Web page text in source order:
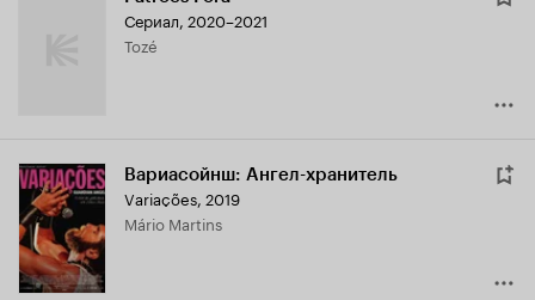
Сериал, 2020–2021
Tozé
Вариасойнш: Ангел-хранитель
Variações, 2019
Mário Martins